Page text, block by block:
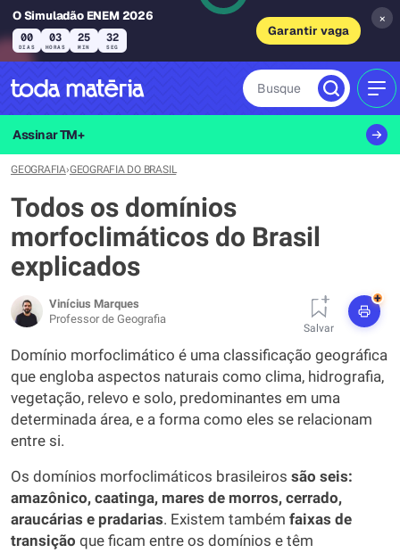
O Simuladão ENEM 2026
00
DIAS
03
HORAS
25
MIN
31
SEG
Garantir vaga
×
Busque
Assinar TM+
GEOGRAFIA›GEOGRAFIA DO BRASIL
Todos os domínios
morfoclimáticos do Brasil
explicados
Vinícius Marques
Professor de Geografia
Salvar
+
Domínio morfoclimático é uma classificação geográfica
que engloba aspectos naturais como clima, hidrografia,
vegetação, relevo e solo, predominantes em uma
determinada área, e a forma como eles se relacionam
entre si.
Os domínios morfoclimáticos brasileiros são seis:
amazônico, caatinga, mares de morros, cerrado,
araucárias e pradarias. Existem também faixas de
transição que ficam entre os domínios e têm